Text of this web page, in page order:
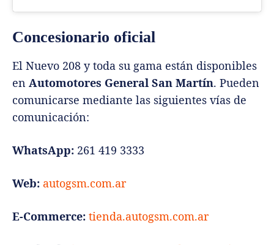
Concesionario oficial
El Nuevo 208 y toda su gama están disponibles
en Automotores General San Martín. Pueden
comunicarse mediante las siguientes vías de
comunicación:
WhatsApp: 261 419 3333
Web: autogsm.com.ar
E-Commerce: tienda.autogsm.com.ar